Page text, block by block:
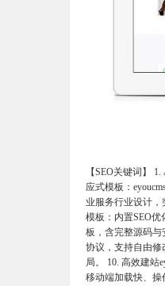
【SEO关键词】
应式模板：
业服务行业设计，
模板：内置SEO优
板，含完整源码与
协议，支持自由修
局。 10. 高效建站
移动端加载快、操